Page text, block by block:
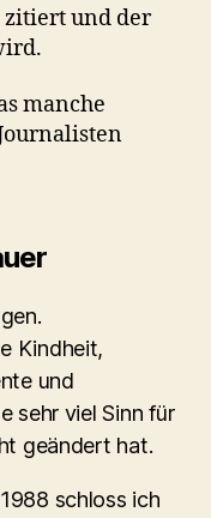
und der
manche
Kindheit,
und
sehr viel Sinn für
geändert hat.
schloss ich